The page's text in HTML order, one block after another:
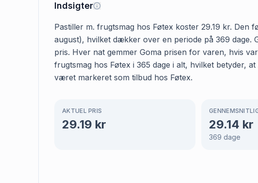
Indsigter
Pastiller m. frugtsmag hos Føtex koster 29.19 kr. Den
august), hvilket dækker over en periode på 369 dage.
pris. Hver nat gemmer Goma prisen for varen, hvis
frugtsmag hos Føtex i 365 dage i alt, hvilket betyder,
været markeret som tilbud hos Føtex.
AKTUEL PRIS
29.19 kr 29.14 kr
369 dage